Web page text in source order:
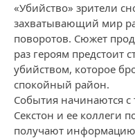
«Убийство» зрители
захватывающий мир
поворотов. Сюжет
раз героям предстоит
убийством, которое
спокойный район.
События начинаются с
Секстон и ее коллеги
получают